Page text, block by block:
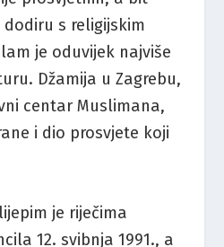
s religijskim
je oduvijek najviše
Džamija u Zagrebu,
centar Muslimana,
i dio prosvjete koji
je riječima
12. svibnja 1991., a